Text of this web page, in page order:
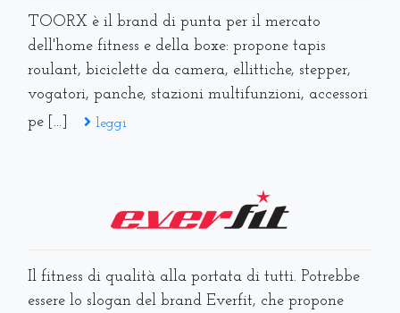
TOORX è il brand di punta per il mercato
dell'home fitness e della boxe: propone tapis
roulant, biciclette da camera, ellittiche, stepper,
vogatori, panche, stazioni multifunzioni, accessori
pe [...]
leggi
Il fitness di qualità alla portata di tutti. Potrebbe
essere lo slogan del brand Everfit, che propone